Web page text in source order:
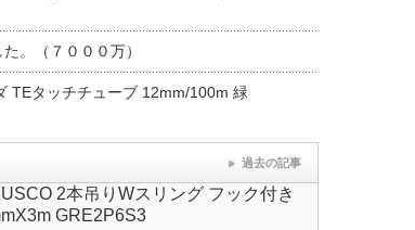
。（７０００万）
TEタッチチューブ 12mm/100m 緑
過去の記事
2本吊りWスリング フック付き
GRE2P6S3